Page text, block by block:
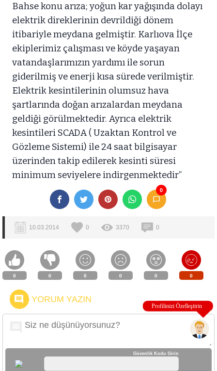
Bahse konu arıza; yoğun kar yağışında dolayı
elektrik direklerinin devrildiği dönem
itibariyle meydana gelmiştir. Karlıova İlçe
ekiplerimiz çalışması ve köyde yaşayan
vatandaşlarımızın yardımı ile sorun
giderilmiş ve enerji kısa sürede verilmiştir.
Elektrik kesintilerinin olumsuz hava
şartlarında doğan arızalardan meydana
geldiği görülmektedir. Ayrıca elektrik
kesintileri SCADA ( Uzaktan Kontrol ve
Gözleme Sistemi) ile 24 saat bilgisayar
üzerinden takip edilerek kesinti süresi
minimum seviyelere indirgenmektedir”
0
10.03.2014 0 3370 0
0 0 0 0 0 0
YORUM YAZIN
Güvenlik Kodu Girin